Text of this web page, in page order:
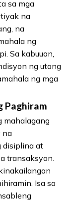
sa mga
na
na
ng
Sa kabuuan,
ng utang
ng mga
Paghiram
mahalagang
na
disiplina at
transaksyon.
Isa sa